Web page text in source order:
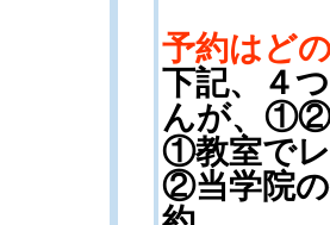
予約はど
下記、４
んが、①②
①教室で
②当学院